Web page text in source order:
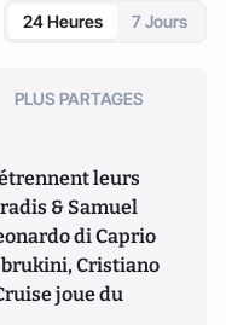
24 Heures 7 Jours
PLUS PARTAGES
leurs
& Samuel
di Caprio
Cristiano
joue du